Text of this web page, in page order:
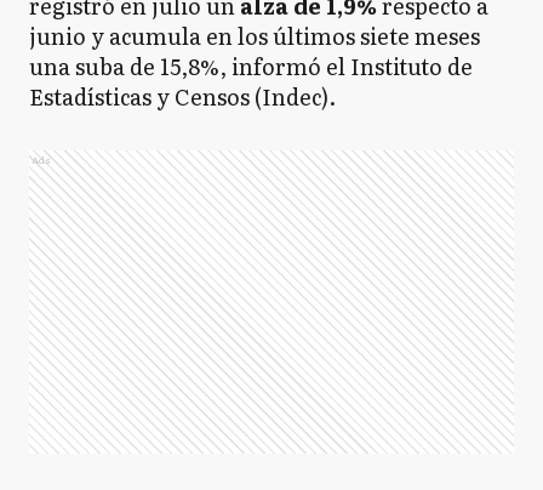
junio y acumula en los últimos siete meses
una suba de 15,8%, informó el Instituto de
Estadísticas y Censos (Indec).
Ads